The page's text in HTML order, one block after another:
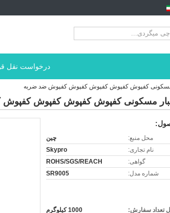
درخواست نقل
مسکونی کفپوش کفپوش کفپوش کفپوش کفپوش ضد ضربه
مسکونی کفپوش کفپوش کفپوش
محل منبع:
چین
نام تجاری:
Skypro
گواهی:
ROHS/SGS/REACH
شماره مدل:
SR9005
تعداد سفارش:
1000 کیلوگرم